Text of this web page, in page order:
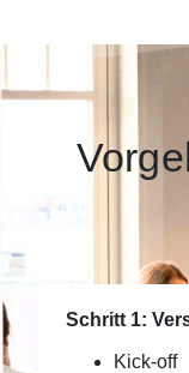
Schritt 1:
Kick‑off